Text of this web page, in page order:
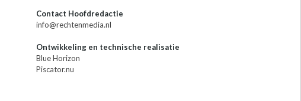
Contact Hoofdredactie
info@rechtenmedia.nl
Ontwikkeling en technische realisatie
Blue Horizon
Piscator.nu